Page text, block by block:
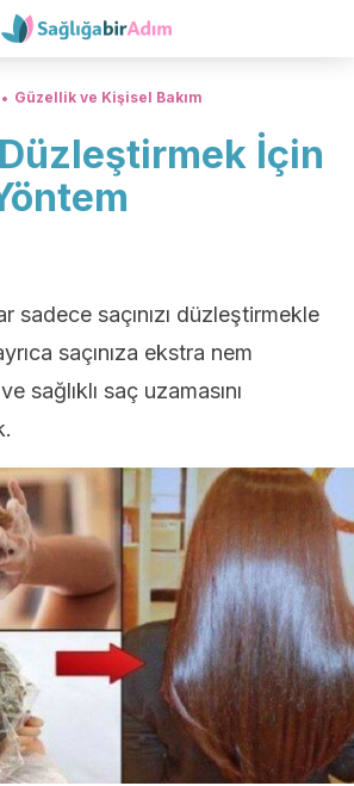
Güzellik ve Kişisel Bakım
Düzleştirmek İçin
sadece saçınızı düzleştirmekle
saçınıza ekstra nem
sağlıklı saç uzamasını